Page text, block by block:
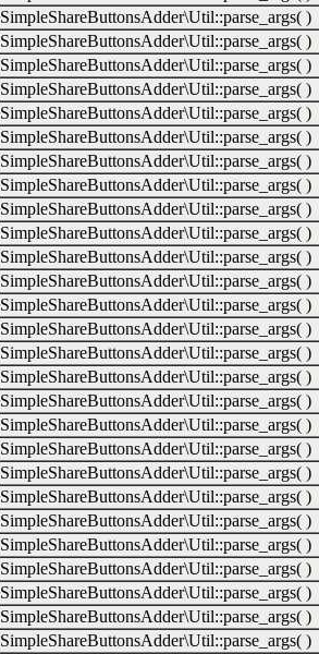
SimpleShareButtonsAdder\Util::parse_args( )
SimpleShareButtonsAdder\Util::parse_args( )
SimpleShareButtonsAdder\Util::parse_args( )
SimpleShareButtonsAdder\Util::parse_args( )
SimpleShareButtonsAdder\Util::parse_args( )
SimpleShareButtonsAdder\Util::parse_args( )
SimpleShareButtonsAdder\Util::parse_args( )
SimpleShareButtonsAdder\Util::parse_args( )
SimpleShareButtonsAdder\Util::parse_args( )
SimpleShareButtonsAdder\Util::parse_args( )
SimpleShareButtonsAdder\Util::parse_args( )
SimpleShareButtonsAdder\Util::parse_args( )
SimpleShareButtonsAdder\Util::parse_args( )
SimpleShareButtonsAdder\Util::parse_args( )
SimpleShareButtonsAdder\Util::parse_args( )
SimpleShareButtonsAdder\Util::parse_args( )
SimpleShareButtonsAdder\Util::parse_args( )
SimpleShareButtonsAdder\Util::parse_args( )
SimpleShareButtonsAdder\Util::parse_args( )
SimpleShareButtonsAdder\Util::parse_args( )
SimpleShareButtonsAdder\Util::parse_args( )
SimpleShareButtonsAdder\Util::parse_args( )
SimpleShareButtonsAdder\Util::parse_args( )
SimpleShareButtonsAdder\Util::parse_args( )
SimpleShareButtonsAdder\Util::parse_args( )
SimpleShareButtonsAdder\Util::parse_args( )
SimpleShareButtonsAdder\Util::parse_args( )